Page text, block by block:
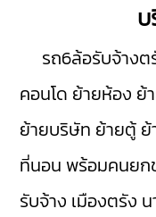
บ
รถ6ล้อรับจ้างต
คอนโด ย้ายห้อง
ย้ายบริษัท ย้ายตู้ ย้
ที่นอน พร้อมคนยก
รับจ้าง เมืองตรัง น